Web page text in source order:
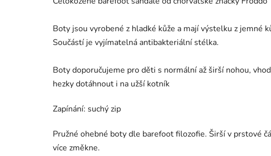
Boty jsou vyrobené z hladké kůže a mají výstelku z jemné
Součástí je vyjímatelná antibakteriální stélka.
Boty doporučujeme pro děti s normální až širší nohou,
hezky dotáhnout i na užší kotník
Zapínání: suchý zip
Pružné ohebné boty dle barefoot filozofie. Širší v prstové
více změkne.